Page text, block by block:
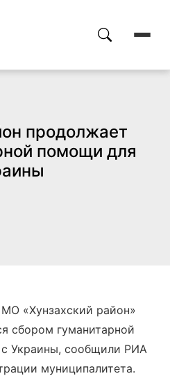
продолжает
помощи для
«Хунзахский район»
сбором гуманитарной
Украины, сообщили РИА
муниципалитета.